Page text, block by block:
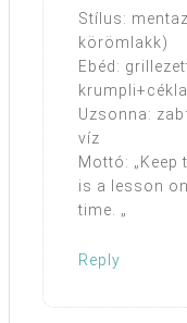
Stílus:
körömlakk)
Ebéd:
krumpli+cékla
Uzsonna:
víz
Mottó: „Keep
is a lesson
time. „
Reply